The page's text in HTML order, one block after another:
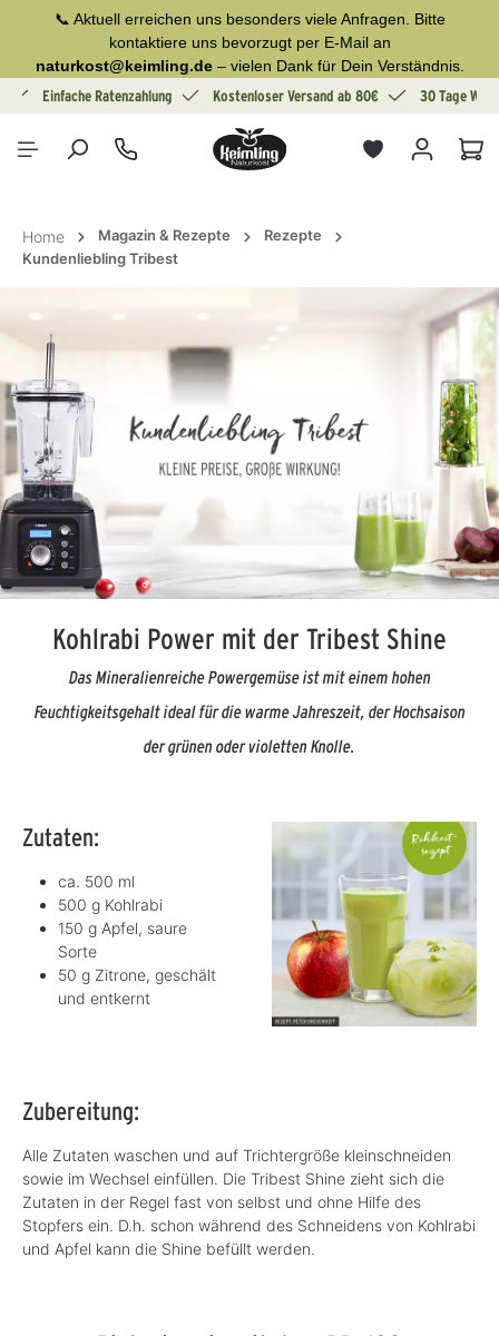
springen
📞 Aktuell erreichen uns besonders viele Anfragen. Bitte
kontaktiere uns bevorzugt per E-Mail an
naturkost@keimling.de– vielen Dank für Dein Verständnis.
Einfache Ratenzahlung Kostenloser Versand ab 80€ 30 Tage
Home Magazin & Rezepte
Rezepte
Kundenliebling Tribest
Kohlrabi Power mit der Tribest Shine
Das Mineralienreiche Powergemüse ist mit einem hohen
Feuchtigkeitsgehalt ideal für die warme Jahreszeit, der Hochsaison
der grünen oder violetten Knolle.
Zutaten:
ca. 500 ml
500 g Kohlrabi
150 g Apfel, saure
Sorte
50 g Zitrone, geschält
und entkernt
Zubereitung:
Alle Zutaten waschen und auf Trichtergröße kleinschneiden
sowie im Wechsel einfüllen. Die Tribest Shine zieht sich die
Zutaten in der Regel fast von selbst und ohne Hilfe des
Stopfers ein. D.h. schon während des Schneidens von Kohlrabi
und Apfel kann die Shine befüllt werden.